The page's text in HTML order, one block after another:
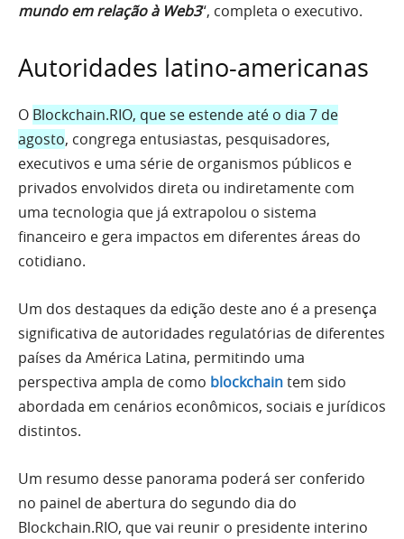
mundo em relação à Web3“, completa o executivo.
Autoridades latino-americanas
O Blockchain.RIO, que se estende até o dia 7 de
agosto, congrega entusiastas, pesquisadores,
executivos e uma série de organismos públicos e
privados envolvidos direta ou indiretamente com
uma tecnologia que já extrapolou o sistema
financeiro e gera impactos em diferentes áreas do
cotidiano.
Um dos destaques da edição deste ano é a presença
significativa de autoridades regulatórias de diferentes
países da América Latina, permitindo uma
perspectiva ampla de como blockchaintem sido
abordada em cenários econômicos, sociais e jurídicos
distintos.
Um resumo desse panorama poderá ser conferido
no painel de abertura do segundo dia do
Blockchain.RIO, que vai reunir o presidente interino